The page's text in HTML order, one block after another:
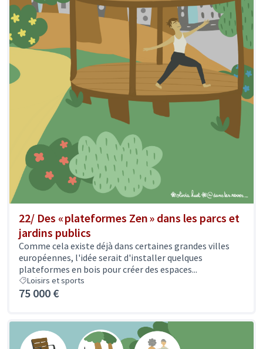
22/ Des « plateformes Zen » dans les parcs et
jardins publics
Comme cela existe déjà dans certaines grandes villes
européennes, l'idée serait d'installer quelques
plateformes en bois pour créer des espaces...
Loisirs et sports
75 000 €